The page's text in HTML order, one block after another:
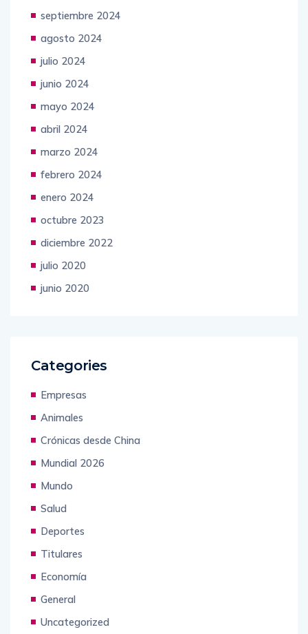
septiembre 2024
agosto 2024
julio 2024
junio 2024
mayo 2024
abril 2024
marzo 2024
febrero 2024
enero 2024
octubre 2023
diciembre 2022
julio 2020
junio 2020
Categories
Empresas
Animales
Crónicas desde China
Mundial 2026
Mundo
Salud
Deportes
Titulares
Economía
General
Uncategorized